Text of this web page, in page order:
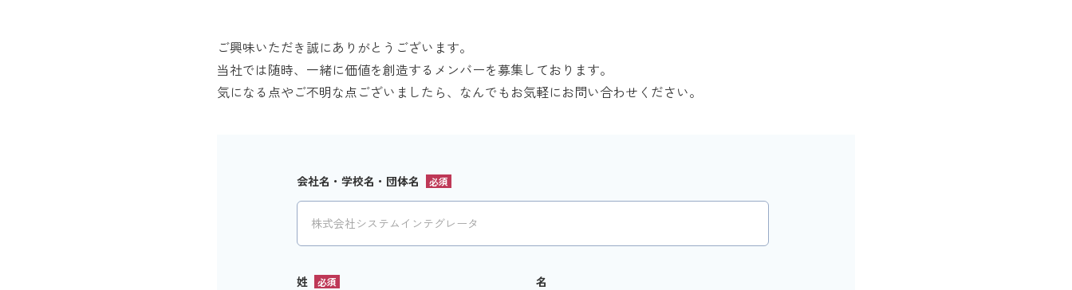
ご興味いただき誠にありがとうございます。
当社では随時、一緒に価値を創造するメンバーを募集しております。
気になる点やご不明な点ございましたら、なんでもお気軽にお問い合わせください。
会社名・学校名・団体名
姓 名